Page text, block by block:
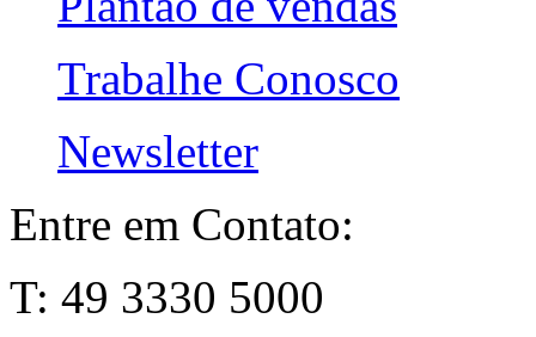
Trabalhe Conosco
Newsletter
Entre em Contato:
T: 49 3330 5000